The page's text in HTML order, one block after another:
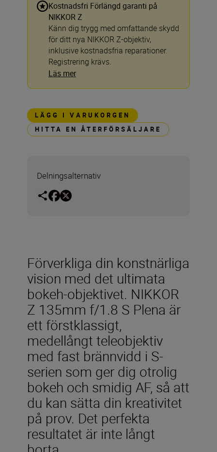
Kostnadsfri Förlängd garanti på
NIKKOR Z
Känn dig trygg med omfattande skydd
för ditt nya NIKKOR Z-objektiv,
inklusive kostnadsfria reparationer.
Registrering krävs.
Läs mer
LÄGG I VARUKORGEN
HITTA EN ÅTERFÖRSÄLJARE
Delningsalternativ
Förverkliga din konstnärliga
vision med det ultimata
bokeh-objektivet. NIKKOR
Z 135mm f/1.8 S Plena är
ett förstklassigt,
medellångt teleobjektiv
med fast brännvidd i S-
serien som ger dig otrolig
bokeh och smidig AF, så att
du kan sätta din kreativitet
på prov. Det perfekta
resultatet är inte långt